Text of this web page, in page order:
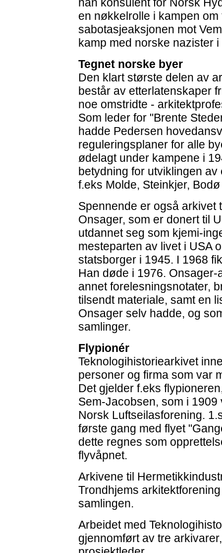
en nøkkelrolle i kampen
sabotasjeaksjonen mot
kamp med norske nazister
Tegnet norske byer
Den klart største delen av
består av etterlatenskaper
noe omstridte -
Som leder for "Brente
hadde Pedersen
reguleringsplaner for alle
ødelagt under kampene i
betydning for utviklingen
f.eks Molde, Steinkjer,
Spennende er også arkivet
Onsager, som er donert til
utdannet seg som kjemi-
mesteparten av livet i USA
statsborger i 1945. I 1968
Han døde i 1976.
annet forelesningsnotater,
tilsendt materiale, samt en
Onsager selv hadde, og
samlinger.
Flypionér
Teknologihistoriearkivet
personer og firma som var
Det gjelder f.eks
Sem-Jacobsen, som i
Norsk Luftseilasforening.
første gang med flyet
dette regnes som
flyvåpnet.
Arkivene til
Trondhjems
samlingen.
Arbeidet med
gjennomført av tre